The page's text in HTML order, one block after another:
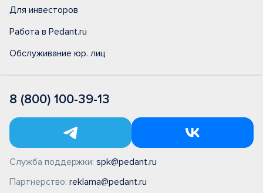
Для инвесторов
Работа в Pedant.ru
Обслуживание юр. лиц
8 (800) 100-39-13
Служба поддержки: spk@pedant.ru
Партнерство: reklama@pedant.ru